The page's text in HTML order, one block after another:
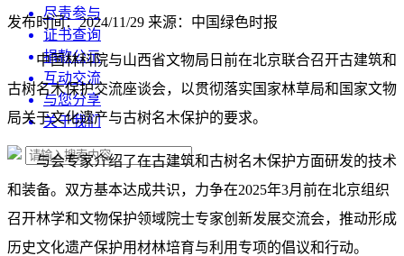
尽责参与
证书查询
捐款公示
互动交流
与您分享
关于我们
发布时间：2024/11/29 来源：中国绿色时报
中国林科院与山西省文物局日前在北京联合召开古建筑和
古树名木保护交流座谈会，以贯彻落实国家林草局和国家文物
局关于文化遗产与古树名木保护的要求。
与会专家介绍了在古建筑和古树名木保护方面研发的技术
和装备。双方基本达成共识，力争在2025年3月前在北京组织
召开林学和文物保护领域院士专家创新发展交流会，推动形成
历史文化遗产保护用材林培育与利用专项的倡议和行动。